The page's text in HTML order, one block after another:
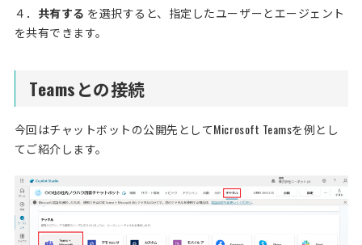
４． 共有する を選択すると、指定したユーザーとエージェント
を共有できます。
Teamsとの接続
今回はチャットボットの公開先としてMicrosoft Teamsを例とし
てご紹介します。